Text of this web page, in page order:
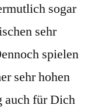
sogar
sehr
spielen
sehr hohen
auch für Dich